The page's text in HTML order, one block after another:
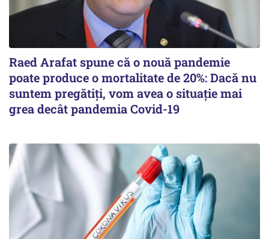
Raed Arafat spune că o nouă pandemie
poate produce o mortalitate de 20%: Dacă nu
suntem pregătiți, vom avea o situație mai
grea decât pandemia Covid-19